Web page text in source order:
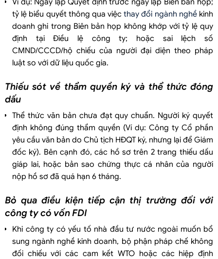
tỷ lệ biểu quyết thông qua việcthay đổi ngành nghềkinh
doanh ghi trong Biên bản họp không khớp với tỷ lệ quy
định tại Điều lệ công ty; hoặc sai lệch số
CMND/CCCD/hộ chiếu của người đại diện theo pháp
luật so với dữ liệu quốc gia.
Thiếu sót về thẩm quyền ký và thể thức đóng
dấu
Thể thức văn bản chưa đạt quy chuẩn. Người ký quyết
định không đúng thẩm quyền (Ví dụ: Công ty Cổ phần
yêu cầu văn bản do Chủ tịch HĐQT ký, nhưng lại để Giám
đốc ký). Bên cạnh đó, các hồ sơ trên 2 trang thiếu dấu
giáp lai, hoặc bản sao chứng thực cá nhân của người
nộp hồ sơ đã quá hạn 6 tháng.
Bỏ qua điều kiện tiếp cận thị trường đối với
công ty có vốn FDI
Khi công ty có yếu tố nhà đầu tư nước ngoài muốn bổ
sung ngành nghề kinh doanh, bộ phận pháp chế không
đối chiếu với các cam kết WTO hoặc các hiệp định